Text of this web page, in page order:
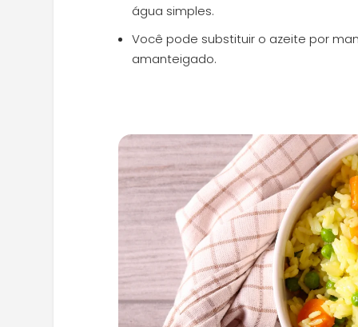
água simples.
Você pode substituir o azeite por
amanteigado.